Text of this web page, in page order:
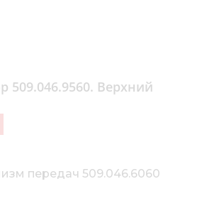
509.046.9560. Верхний